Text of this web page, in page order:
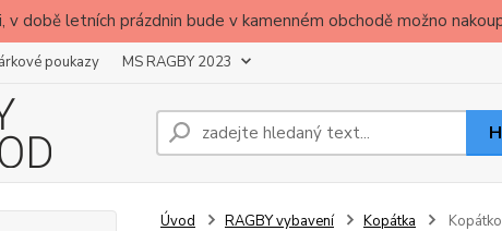
v době letních prázdnin bude v kamenném obchodě možno
poukazy MS RAGBY 2023
Úvod RAGBY vybavení Kopátka